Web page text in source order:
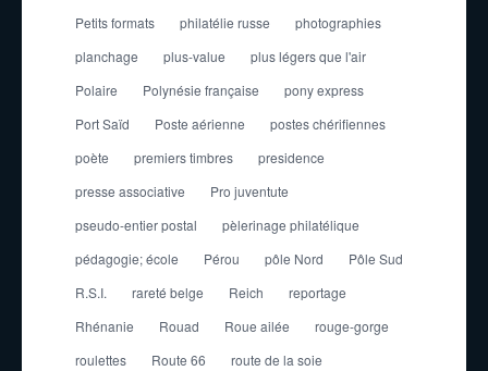
Petits formats
philatélie russe
photographies
planchage
plus-value
plus légers que l'air
Polaire
Polynésie française
pony express
Port Saïd
Poste aérienne
postes chérifiennes
poète
premiers timbres
presidence
presse associative
Pro juventute
pseudo-entier postal
pèlerinage philatélique
pédagogie; école
Pérou pôle Nord
Pôle Sud
R.S.I.
rareté belge Reich
reportage
Rhénanie
Rouad Roue ailée
rouge-gorge
roulettes
Route 66
route de la soie